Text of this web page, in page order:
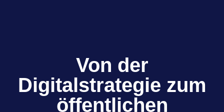
Von der
Digitalstrategie zum
öffentlichen